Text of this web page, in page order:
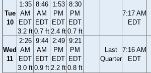
Tue
10
1:35
AM
EDT
3.2 ft
8:46
AM
EDT
0.7 ft
1:53
PM
EDT
2.4 ft
8:30
PM
EDT
0.7 ft
7:17 AM
EDT
Wed
11
2:26
AM
EDT
3.0 ft
9:44
AM
EDT
0.9 ft
2:49
PM
EDT
2.2 ft
9:21
PM
EDT
0.8 ft
Last
Quarter
7:16 AM
EDT